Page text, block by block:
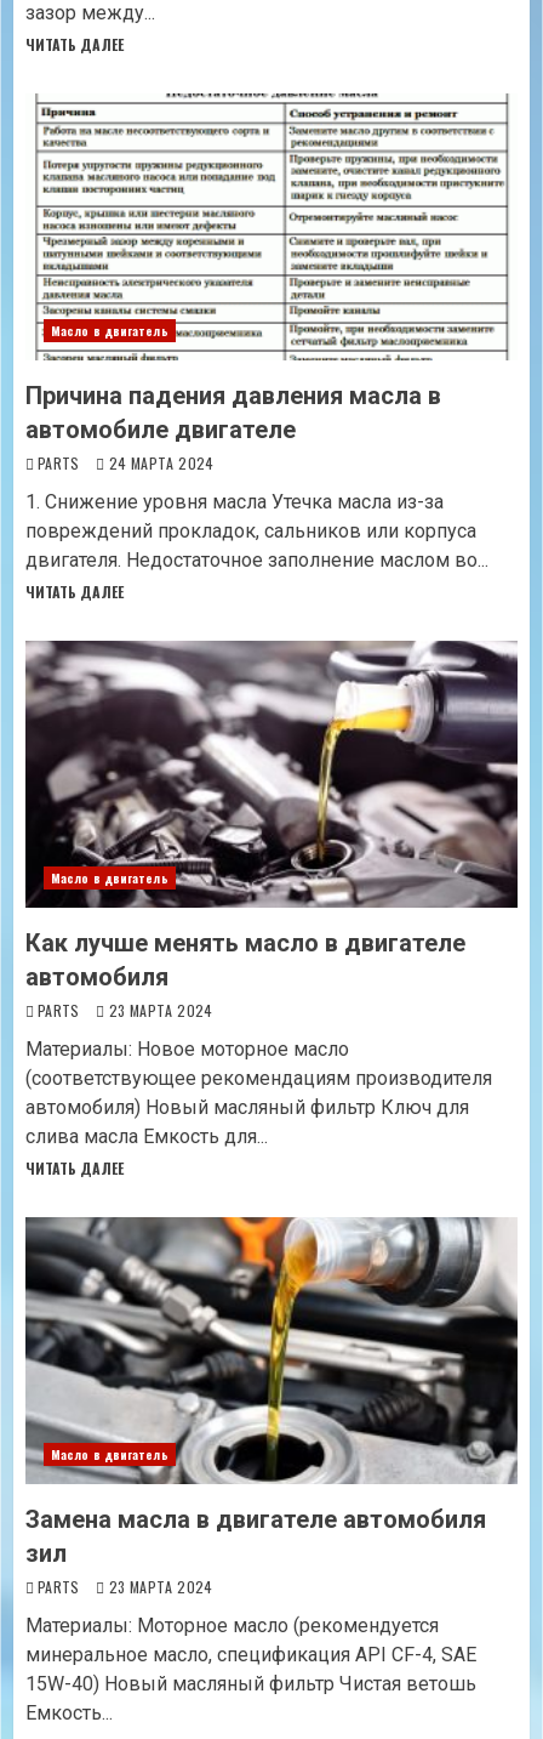
зазор между...
ЧИТАТЬ ДАЛЕЕ
Масло в двигатель
Причина падения давления масла в
автомобиле двигателе
PARTS 24 МАРТА 2024
1. Снижение уровня масла Утечка масла из-за
повреждений прокладок, сальников или корпуса
двигателя. Недостаточное заполнение маслом во...
ЧИТАТЬ ДАЛЕЕ
Масло в двигатель
Как лучше менять масло в двигателе
автомобиля
PARTS 23 МАРТА 2024
Материалы: Новое моторное масло
(соответствующее рекомендациям производителя
автомобиля) Новый масляный фильтр Ключ для
слива масла Емкость для...
ЧИТАТЬ ДАЛЕЕ
Масло в двигатель
Замена масла в двигателе автомобиля
зил
PARTS 23 МАРТА 2024
Материалы: Моторное масло (рекомендуется
минеральное масло, спецификация API CF-4, SAE
15W-40) Новый масляный фильтр Чистая ветошь
Емкость...